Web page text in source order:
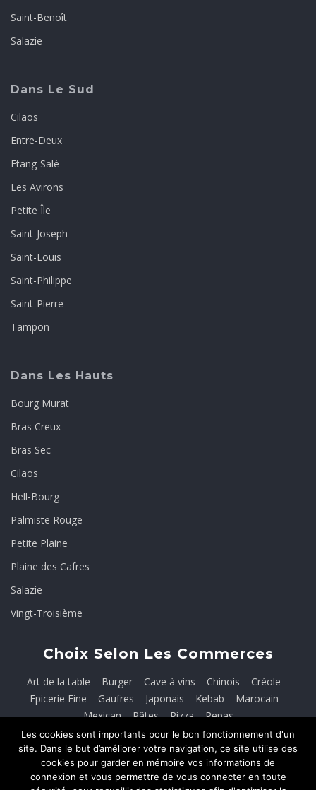
Saint-Benoît
Salazie
Dans Le Sud
Cilaos
Entre-Deux
Etang-Salé
Les Avirons
Petite Île
Saint-Joseph
Saint-Louis
Saint-Philippe
Saint-Pierre
Tampon
Dans Les Hauts
Bourg Murat
Bras Creux
Bras Sec
Cilaos
Hell-Bourg
Palmiste Rouge
Petite Plaine
Plaine des Cafres
Salazie
Vingt-Troisième
Choix Selon Les Commerces
Art de la table – Burger – Cave à vins – Chinois – Créole –
Epicerie Fine – Gaufres – Japonais – Kebab – Marocain –
Mexican–Pâtes–Pizza–Repas
Rôtisserie–Sandwichs–Tacos – Tenders–Wings–Wrap
Les cookies sont importants pour le bon fonctionnement d'un
site. Dans le but d’améliorer votre navigation, ce site utilise des
cookies pour garder en mémoire vos informations de
connexion et vous permettre de vous connecter en toute